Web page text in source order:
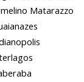
Matarazzo